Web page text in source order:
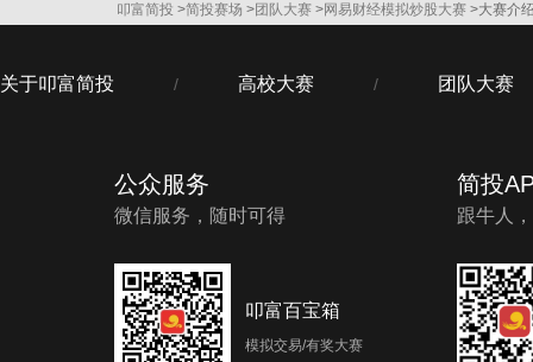
叩富简投 >简投赛场 >团队大赛 >网易财经模拟炒股大赛 >大赛介
关于叩富简投 / 高校大赛 / 团队大赛
公众服务
微信服务，随时可得
叩富百宝箱
模拟交易/有奖大赛
简投
跟牛人